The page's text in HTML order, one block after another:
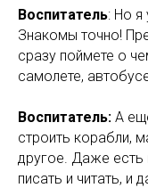
Воспитатель: Но я
Знакомы точно!
сразу поймете о
самолете,
Воспитатель: А
строить корабли,
другое. Даже
писать и читать, и